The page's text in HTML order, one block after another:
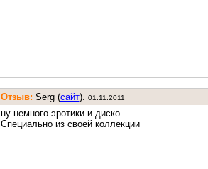
Отзыв: Serg (cайт). 01.11.2011
ну немного эротики и диско.
Специально из своей коллекции